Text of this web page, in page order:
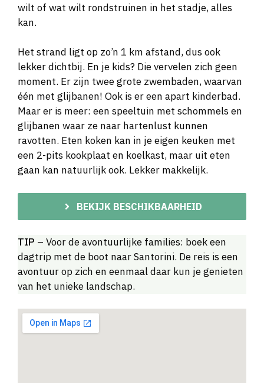
wilt of wat wilt rondstruinen in het stadje, alles
kan.
Het strand ligt op zo’n 1 km afstand, dus ook
lekker dichtbij. En je kids? Die vervelen zich geen
moment. Er zijn twee grote zwembaden, waarvan
één met glijbanen! Ook is er een apart kinderbad.
Maar er is meer: een speeltuin met schommels en
glijbanen waar ze naar hartenlust kunnen
ravotten. Eten koken kan in je eigen keuken met
een 2-pits kookplaat en koelkast, maar uit eten
gaan kan natuurlijk ook. Lekker makkelijk.
BEKIJK BESCHIKBAARHEID
TIP – Voor de avontuurlijke families: boek een
dagtrip met de boot naar Santorini. De reis is een
avontuur op zich en eenmaal daar kun je genieten
van het unieke landschap.